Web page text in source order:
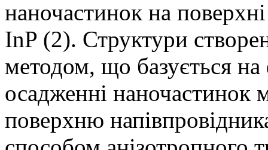
наночастинок на
InP (2). Структури
методом, що базується
осадженні наночастинок
поверхню